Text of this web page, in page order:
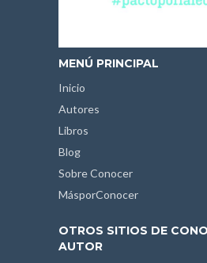
MENÚ PRINCIPAL
Inicio
Autores
Libros
Blog
Sobre Conocer
MásporConocer
OTROS SITIOS DE
AUTOR